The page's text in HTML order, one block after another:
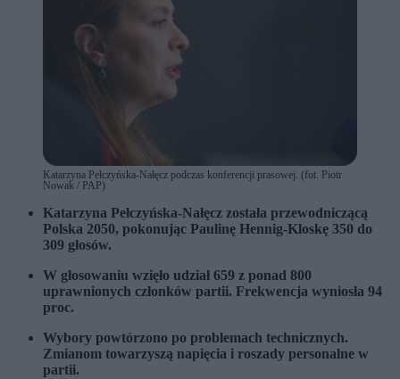
Katarzyna Pełczyńska-Nałęcz podczas konferencji prasowej. (fot. Piotr
Nowak / PAP)
Katarzyna Pełczyńska-Nałęcz została przewodniczącą
Polska 2050, pokonując Paulinę Hennig-Kloskę 350 do
309 głosów.
W głosowaniu wzięło udział 659 z ponad 800
uprawnionych członków partii. Frekwencja wyniosła 94
proc.
Wybory powtórzono po problemach technicznych.
Zmianom towarzyszą napięcia i roszady personalne w
partii.